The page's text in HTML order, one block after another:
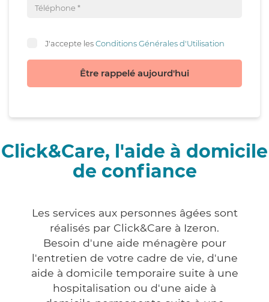
J'accepte lesConditions Générales d'Utilisation
Être rappelé aujourd'hui
Click&Care, l'aide à domicile
de confiance
Les services aux personnes âgées sont
réalisés par Click&Care à Izeron.
Besoin d'une aide ménagère pour
l'entretien de votre cadre de vie, d'une
aide à domicile temporaire suite à une
hospitalisation ou d'une aide à